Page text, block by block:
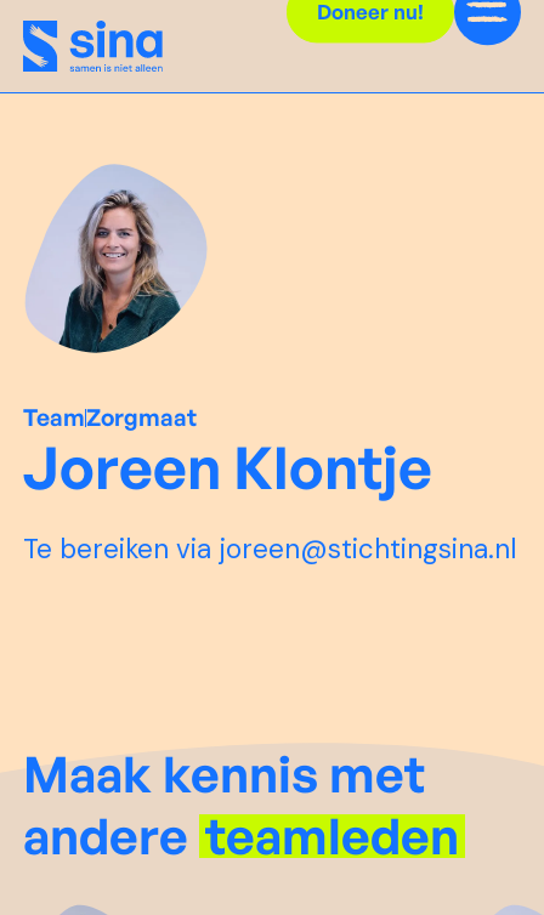
Doneer nu!
TeamZorgmaat
Joreen Klontje
Te bereiken via joreen@stichtingsina.nl
Maak kennis met
andereteamleden